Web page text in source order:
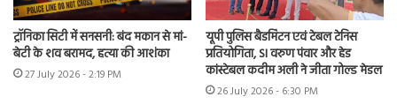
ट्रॉनिका सिटी में सनसनी: बंद मकान से मां-
बेटी के शव बरामद, हत्या की आशंका
27 July 2026 - 2:19 PM
यूपी पुलिस बैडमिंटन एवं टेबल टेनिस
प्रतियोगिता, SI वरुण पंवार और हेड
कांस्टेबल कदीम अली ने जीता गोल्ड मेडल
26 July 2026 - 6:30 PM